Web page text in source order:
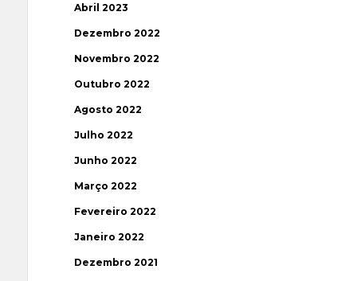
Abril 2023
Dezembro 2022
Novembro 2022
Outubro 2022
Agosto 2022
Julho 2022
Junho 2022
Março 2022
Fevereiro 2022
Janeiro 2022
Dezembro 2021